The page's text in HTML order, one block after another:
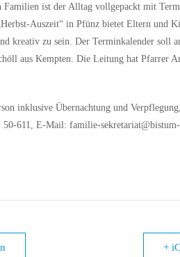
ist der Alltag vollgepackt mit
Auszeit“ in Pfünz bietet Eltern und
kreativ zu sein. Der Terminkalender soll
aus Kempten. Die Leitung hat Pfarrer
inklusive Übernachtung und
611, E-Mail: familie-
+